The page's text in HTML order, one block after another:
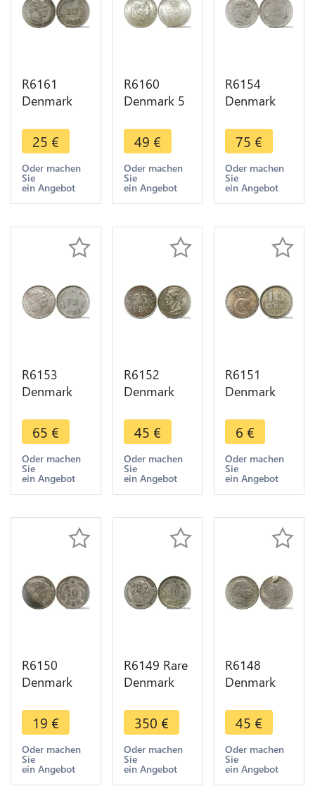
R6161
Denmark
Christian IX
1899 VBP
Silver ->
Make offer
25 €
Oder machen
Sie
ein Angebot
R6160
Denmark 5
Frederik IX
1960 CS
Silver UNC -
> Make
offer
49 €
Oder machen
Sie
ein Angebot
R6154
Denmark
Christian IX
1874 CS
Silver ->
Make offer
75 €
Oder machen
Sie
ein Angebot
R6153
Denmark
Christian IX
1891 CS
Silver ->
Make offer
65 €
Oder machen
Sie
ein Angebot
R6152
Denmark
Frederik VIII
1907 VBP
GJ Silver ->
Make offer
45 €
Oder machen
Sie
ein Angebot
R6151
Denmark
Christian X
1919 HCN
GJ Silver ->
Make offer
6 €
Oder machen
Sie
ein Angebot
R6150
Denmark
Christian IX
1897 VBP
Silver ->
Make offer
19 €
Oder machen
Sie
ein Angebot
R6149 Rare
Denmark
Christian IX
1886 CS
Silver 508K
minted ->
Make offer
350 €
Oder machen
Sie
ein Angebot
R6148
Denmark
Christian IX
1874 CS
Silver ->
Make offer
45 €
Oder machen
Sie
ein Angebot